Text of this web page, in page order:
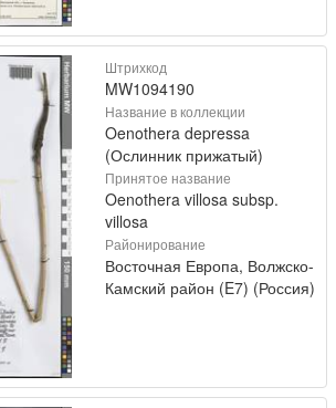
Штрихкод
MW1094190
Название в коллекции
Oenothera depressa
(Ослинник прижатый)
Принятое название
Oenothera villosa subsp.
villosa
Районирование
Восточная Европа, Волжско-
Камский район (E7) (Россия)